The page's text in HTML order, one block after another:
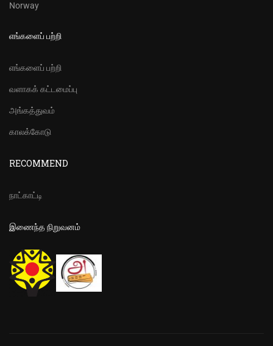
Norway
எங்களைப் பற்றி
எங்களைப் பற்றி
வளாகக் கட்டமைப்பு
அங்கத்துவம்
காலக்கோடு
RECOMMEND
நாட்காட்டி
இணைந்த நிறுவனம்